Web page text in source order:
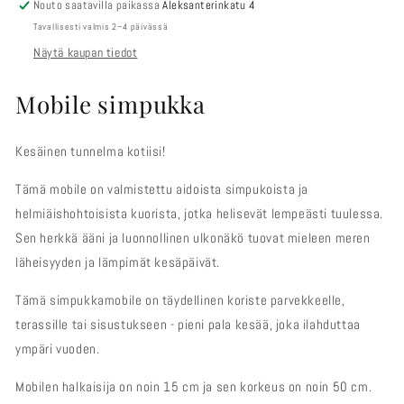
Nouto saatavilla paikassaAleksanterinkatu 4
Tavallisesti valmis 2–4 päivässä
Näytä kaupan tiedot
Mobile simpukka
Kesäinen tunnelma kotiisi!
Tämä mobile on valmistettu aidoista simpukoista ja
helmiäishohtoisista kuorista, jotka helisevät lempeästi tuulessa.
Sen herkkä ääni ja luonnollinen ulkonäkö tuovat mieleen meren
läheisyyden ja lämpimät kesäpäivät.
Tämä simpukkamobile on täydellinen koriste parvekkeelle,
terassille tai sisustukseen - pieni pala kesää, joka ilahduttaa
ympäri vuoden.
Mobilen halkaisija on noin 15 cm ja sen korkeus on noin 50 cm.